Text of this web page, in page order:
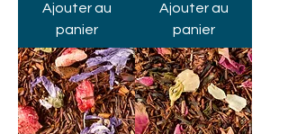
Ajouter au
panier
Ajouter au
panier